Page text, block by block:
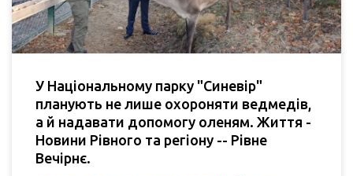
У Національному парку "Синевір"
планують не лише охороняти ведмедів,
а й надавати допомогу оленям. Життя -
Новини Рівного та регіону -- Рівне
Вечірнє.